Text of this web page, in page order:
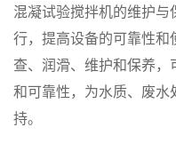
混凝试验搅拌机的维护
行，提高设备的可靠性
查、润滑、维护和保养
和可靠性，为水质、废
持。